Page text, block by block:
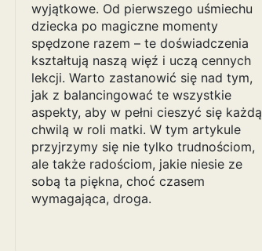
wyjątkowe. Od pierwszego uśmiechu
dziecka po magiczne momenty
spędzone razem – te doświadczenia
kształtują naszą więź i uczą cennych
lekcji. Warto zastanowić się nad tym,
jak z balancingować te wszystkie
aspekty, aby w pełni cieszyć się każdą
chwilą w roli matki. W tym artykule
przyjrzymy się nie tylko trudnościom,
ale także radościom, jakie niesie ze
sobą ta piękna, choć czasem
wymagająca, droga.